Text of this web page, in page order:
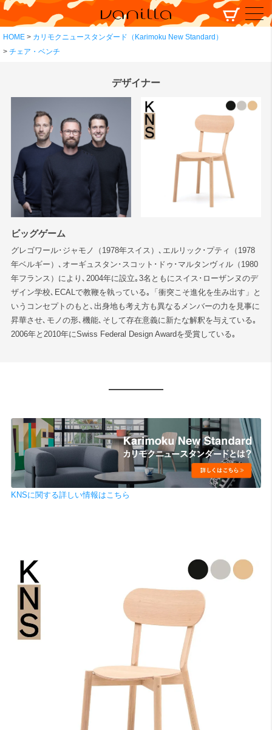
HOME
カリモクニュースタンダード（Karimoku New Standard）
チェア・ベンチ
検索
デザイナー
ビッグゲーム
グレゴワール･ジャモノ（1978年スイス）､エルリック･プティ（1978
年ベルギー）､オーギュスタン･スコット･ドゥ･マルタンヴィル（1980
年フランス）により､2004年に設立｡3名ともにスイス･ローザンヌのデ
ザイン学校､ECALで教鞭を執っている｡「衝突こそ進化を生み出す」と
いうコンセプトのもと､出身地も考え方も異なるメンバーの力を見事に
昇華させ､モノの形､機能､そして存在意義に新たな解釈を与えている｡
2006年と2010年にSwiss Federal Design Awardを受賞している｡
KNSに関する詳しい情報はこちら